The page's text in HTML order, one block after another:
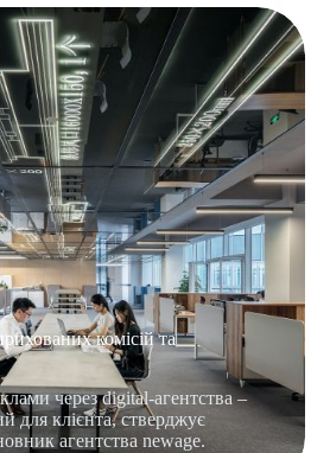
комісій та
через digital-агентства –
для клієнта, стверджує
агентства newage.